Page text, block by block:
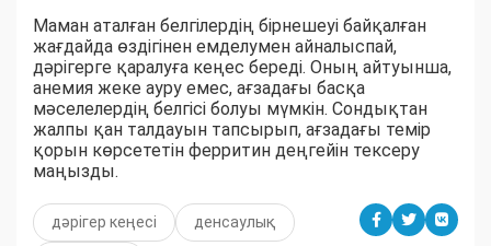
Маман аталған белгілердің бірнешеуі байқалған
жағдайда өздігінен емделумен айналыспай,
дәрігерге қаралуға кеңес береді. Оның айтуынша,
анемия жеке ауру емес, ағзадағы басқа
мәселелердің белгісі болуы мүмкін. Сондықтан
жалпы қан талдауын тапсырып, ағзадағы темір
қорын көрсететін ферритин деңгейін тексеру
маңызды.
дәрігер кеңесі денсаулық